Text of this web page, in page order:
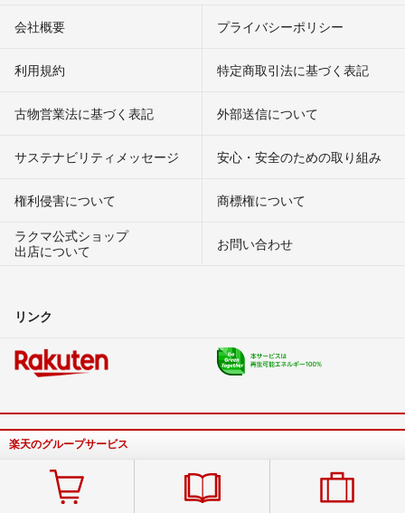
会社概要 プライバシーポリシー
利用規約 特定商取引法に基づく表記
古物営業法に基づく表記 外部送信について
サステナビリティメッセージ 安心・安全のための取り組み
権利侵害について
商標権について
ラクマ公式ショップ
出店について
お問い合わせ
リンク
楽天のグループサービス